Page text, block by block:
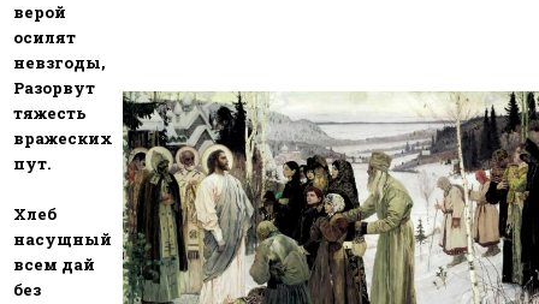
верой
осилят
невзгоды,
Разорвут
тяжесть
вражеских
пут.
Хлеб
насущный
всем дай
без